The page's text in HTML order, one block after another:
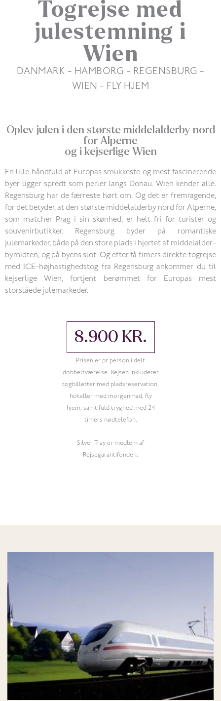
Togrejse med
julestemning i
Wien
DANMARK - HAMBORG - REGENSBURG -
WIEN - FLY HJEM
Oplev julen i den største middelalderby nord
for Alperne
og i kejserlige Wien
En lille håndfuld af Europas smukkeste og mest fascinerende
byer ligger spredt som perler langs Donau. Wien kender alle.
Regensburg har de færreste hørt om. Og det er fremragende,
for det betyder, at den største middelalderby nord for Alperne,
som matcher Prag i sin skønhed, er helt fri for turister og
souvenirbutikker. Regensburg byder på romantiske
julemarkeder, både på den store plads i hjertet af middelalder-
bymidten, og på byens slot. Og efter få timers direkte togrejse
med ICE-højhastighedstog fra Regensburg ankommer du til
kejserlige Wien, fortjent berømmet for Europas mest
storslåede julemarkeder.
8.900 KR.
Prisen er pr person i delt
dobbeltværelse. Rejsen inkluderer
togbilletter med pladsreservation,
hoteller med morgenmad, fly
hjem, samt fuld tryghed med 24
timers nødtelefon.
Silver Tray er medlem af
Rejsegarantifonden.